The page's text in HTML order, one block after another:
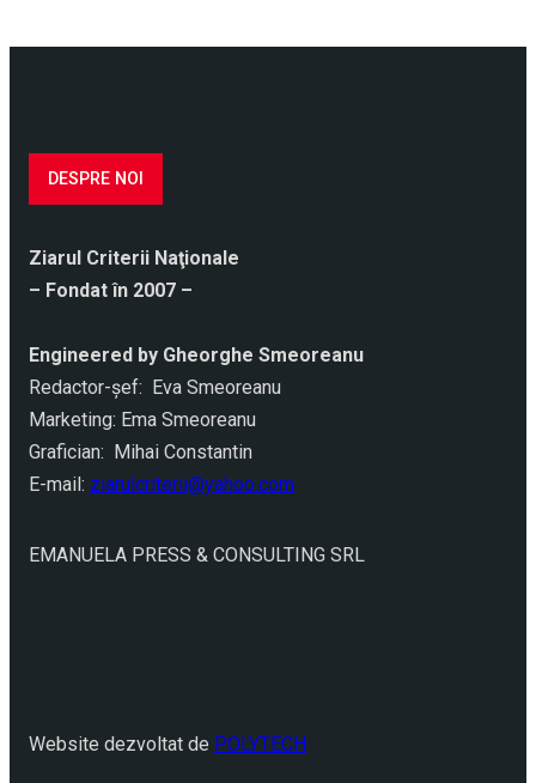
DESPRE NOI
Ziarul Criterii Naţionale
– Fondat în 2007 –
Engineered by Gheorghe Smeoreanu
Redactor-şef: Eva Smeoreanu
Marketing: Ema Smeoreanu
Grafician: Mihai Constantin
E-mail: ziarulcriterii@yahoo.com
EMANUELA PRESS & CONSULTING SRL
Website dezvoltat de POLYTECH